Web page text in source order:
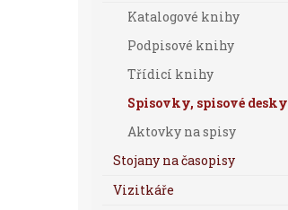
Katalogové knihy
Podpisové knihy
Třídicí knihy
Spisovky, spisové desky
Aktovky na spisy
Stojany na časopisy
Vizitkáře